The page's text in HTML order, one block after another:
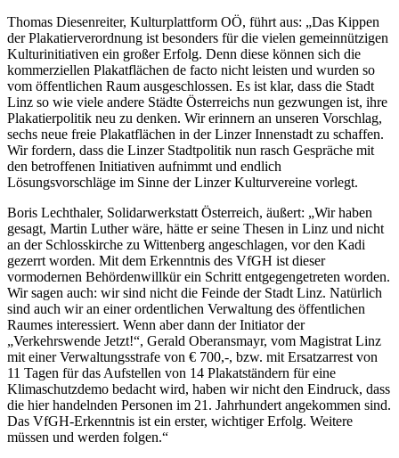
Thomas Diesenreiter, Kulturplattform OÖ, führt aus: „Das Kippen
der Plakatierverordnung ist besonders für die vielen gemeinnützigen
Kulturinitiativen ein großer Erfolg. Denn diese können sich die
kommerziellen Plakatflächen de facto nicht leisten und wurden so
vom öffentlichen Raum ausgeschlossen. Es ist klar, dass die Stadt
Linz so wie viele andere Städte Österreichs nun gezwungen ist, ihre
Plakatierpolitik neu zu denken. Wir erinnern an unseren Vorschlag,
sechs neue freie Plakatflächen in der Linzer Innenstadt zu schaffen.
Wir fordern, dass die Linzer Stadtpolitik nun rasch Gespräche mit
den betroffenen Initiativen aufnimmt und endlich
Lösungsvorschläge im Sinne der Linzer Kulturvereine vorlegt.
Boris Lechthaler, Solidarwerkstatt Österreich, äußert: „Wir haben
gesagt, Martin Luther wäre, hätte er seine Thesen in Linz und nicht
an der Schlosskirche zu Wittenberg angeschlagen, vor den Kadi
gezerrt worden. Mit dem Erkenntnis des VfGH ist dieser
vormodernen Behördenwillkür ein Schritt entgegengetreten worden.
Wir sagen auch: wir sind nicht die Feinde der Stadt Linz. Natürlich
sind auch wir an einer ordentlichen Verwaltung des öffentlichen
Raumes interessiert. Wenn aber dann der Initiator der
„Verkehrswende Jetzt!“, Gerald Oberansmayr, vom Magistrat Linz
mit einer Verwaltungsstrafe von € 700,-, bzw. mit Ersatzarrest von
11 Tagen für das Aufstellen von 14 Plakatständern für eine
Klimaschutzdemo bedacht wird, haben wir nicht den Eindruck, dass
die hier handelnden Personen im 21. Jahrhundert angekommen sind.
Das VfGH-Erkenntnis ist ein erster, wichtiger Erfolg. Weitere
müssen und werden folgen.“